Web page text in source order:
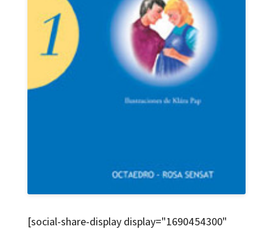
[social-share-display display="1690454300"